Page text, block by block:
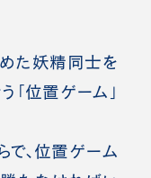
た妖精同士を
「位置ゲーム」
で、位置ゲーム